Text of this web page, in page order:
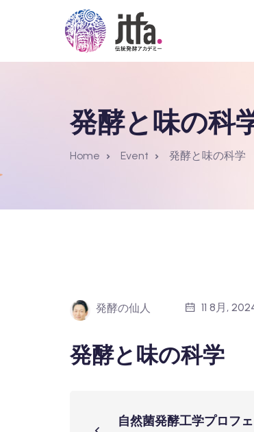
発酵と味の科
Home Event 発酵と味の科学
発酵の仙人 11 8月,
発酵と味の科学
自然菌発酵工学プロフ